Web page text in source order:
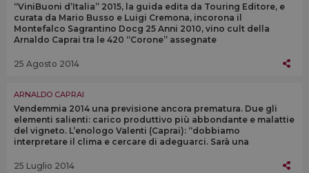
“ViniBuoni d’Italia” 2015, la guida edita da Touring Editore, e
curata da Mario Busso e Luigi Cremona, incorona il
Montefalco Sagrantino Docg 25 Anni 2010, vino cult della
Arnaldo Caprai tra le 420 “Corone” assegnate
25 Agosto 2014
ARNALDO CAPRAI
Vendemmia 2014 una previsione ancora prematura. Due gli
elementi salienti: carico produttivo più abbondante e malattie
del vigneto. L’enologo Valenti (Caprai): “dobbiamo
interpretare il clima e cercare di adeguarci. Sarà una
25 Luglio 2014